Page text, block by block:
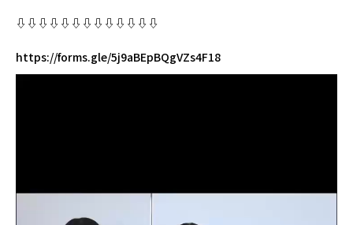
⇩⇩⇩⇩⇩⇩⇩⇩⇩⇩⇩⇩⇩
https://forms.gle/5j9aBEpBQgVZs4F18